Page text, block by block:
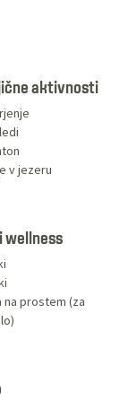
aktivnosti
v jezeru
wellness
na prostem (za